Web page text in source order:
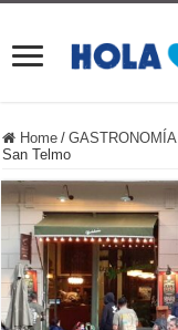
Home / GASTRONOMÍA
San Telmo